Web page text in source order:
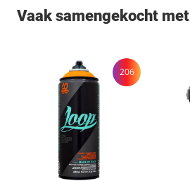
Vaak samengekocht met
206